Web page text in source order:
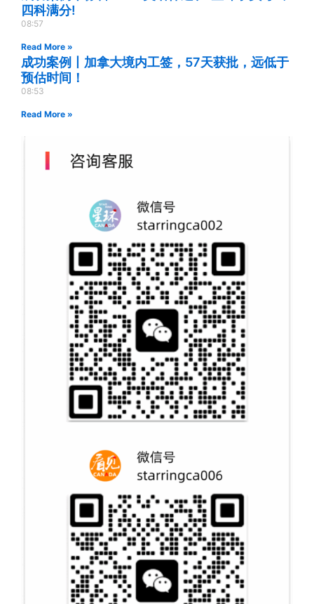
四科满分!
08:57
Read More »
成功案例丨加拿大境内工签，57天获批，远低于
预估时间！
08:53
Read More »